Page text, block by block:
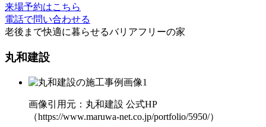
来場予約はこちら
電話で問い合わせる
老後まで快適に暮らせるバリアフリーの家
丸和建設
画像引用元：丸和建設 公式HP
（https://www.maruwa-net.co.jp/portfolio/5950/）